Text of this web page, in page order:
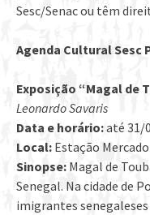
Sesc/Senac ou têm
Agenda Cultural Sesc
Exposição “Magal de
Leonardo Savaris
Data e horário:até 31/
Local: Estação
Sinopse: Magal de
Senegal. Na cidade de
imigrantes